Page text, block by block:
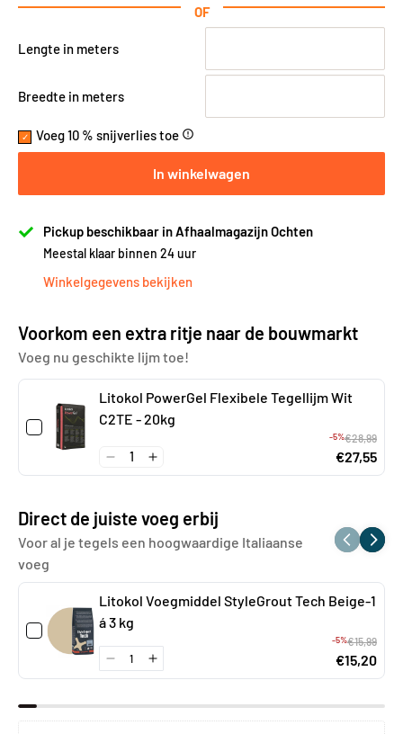
OF
Lengte in meters
Breedte in meters
Voeg 10 % snijverlies toe error_outline
In winkelwagen
Pickup beschikbaar in Afhaalmagazijn Ochten
Meestal klaar binnen 24 uur
Winkelgegevens bekijken
Voorkom een extra ritje naar de bouwmarkt
Voeg nu geschikte lijm toe!
Litokol PowerGel Flexibele Tegellijm Wit
C2TE - 20kg
-5%€28,99
€27,55
Direct de juiste voeg erbij
Voor al je tegels een hoogwaardige Italiaanse
voeg
Litokol Voegmiddel StyleGrout Tech Beige-1
á 3 kg
-5%€15,99
€15,20